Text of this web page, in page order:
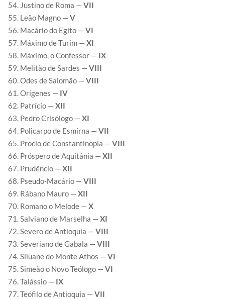
Justino de Roma — VII
Leão Magno — V
Macário do Egito — VI
Máximo de Turim — XI
Máximo, o Confessor — IX
Melitão de Sardes — VIII
Odes de Salomão — VIII
Orígenes — IV
Patrício — XII
Pedro Crisólogo — XI
Policarpo de Esmirna — VII
Proclo de Constantinopla — VIII
Próspero de Aquitânia — XII
Prudêncio — XII
Pseudo-Macário — VIII
Rábano Mauro — XII
Romano o Melode — X
Salviano de Marselha — XI
Severo de Antioquia — VIII
Severiano de Gabala — VIII
Siluane do Monte Athos — VI
Simeão o Novo Teólogo — VI
Talássio — IX
Teófilo de Antioquia — VII